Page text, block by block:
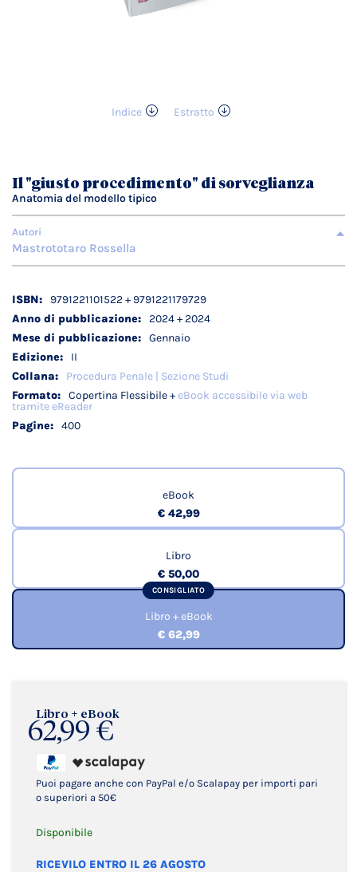
Indice
Estratto
galleria
di
immagini
Libro + eBook
62,99 €
Puoi pagare anche con PayPal e/o Scalapay per importi pari
o superiori a 50€
Disponibile
RICEVILO ENTRO IL 26 AGOSTO
Il "giusto procedimento" di sorveglianza
Anatomia del modello tipico
Autori
Mastrototaro Rossella
Dettagli
tecnici
9791221101522 + 9791221179729
2024 + 2024
Gennaio
II
Procedura Penale | Sezione Studi
Copertina Flessibile +eBook accessibile via web
tramite eReader
400
eBook
€ 42,99
Libro
€ 50,00
CONSIGLIATO
Libro + eBook
€ 62,99